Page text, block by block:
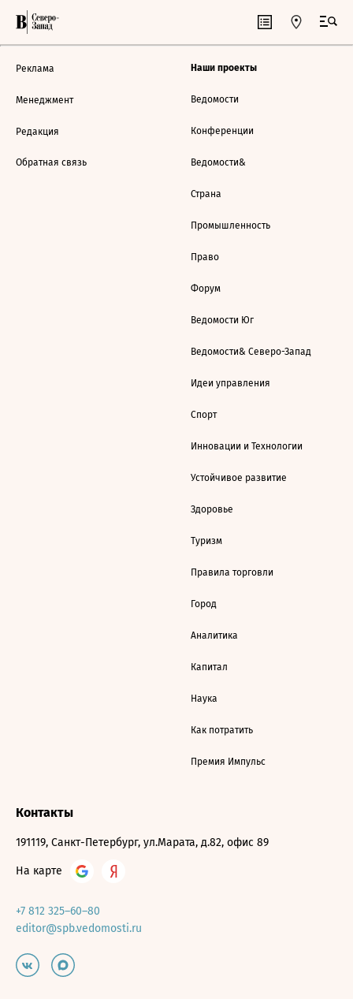
Реклама
Менеджмент
Редакция
Обратная связь
Наши проекты
Ведомости
Конференции
Ведомости&
Страна
Промышленность
Право
Форум
Ведомости Юг
Ведомости& Северо-Запад
Идеи управления
Спорт
Инновации и Технологии
Устойчивое развитие
Здоровье
Туризм
Правила торговли
Город
Аналитика
Капитал
Наука
Как потратить
Премия Импульс
Контакты
191119, Санкт-Петербург, ул.Марата, д.82, офис 89
На карте
+7 812 325–60–80
editor@spb.vedomosti.ru